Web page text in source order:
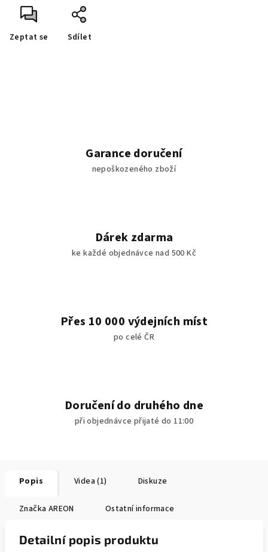
Zeptat se Sdílet
Garance doručení
nepoškozeného zboží
Dárek zdarma
ke každé objednávce nad 500 Kč
Přes 10 000 výdejních míst
po celé ČR
Doručení do druhého dne
při objednávce přijaté do 11:00
Popis Videa (1) Diskuze
Značka AREON Ostatní informace
Detailní popis produktu